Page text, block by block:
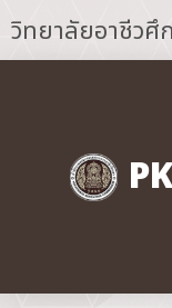
วิทยาลัยอาชีวศึ